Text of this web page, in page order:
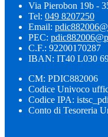
Via Pierobon 19b -
Tel: 049 8207250
Email:
PEC:
C.F.: 92200170287
IBAN: IT40 L030
CM: PDIC882006
Codice Univoco
Codice IPA:
Conto di Tesoreria